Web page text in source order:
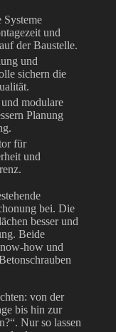
Systeme
und
der Baustelle.
und
sichern die
modulare
Planung
für
und
bei. Die
besser und
Beide
how und
von der
bis hin zur
Nur so lassen